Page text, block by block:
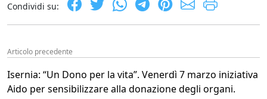
Condividi su:
Articolo precedente
Isernia: “Un Dono per la vita”. Venerdì 7 marzo iniziativa
Aido per sensibilizzare alla donazione degli organi.